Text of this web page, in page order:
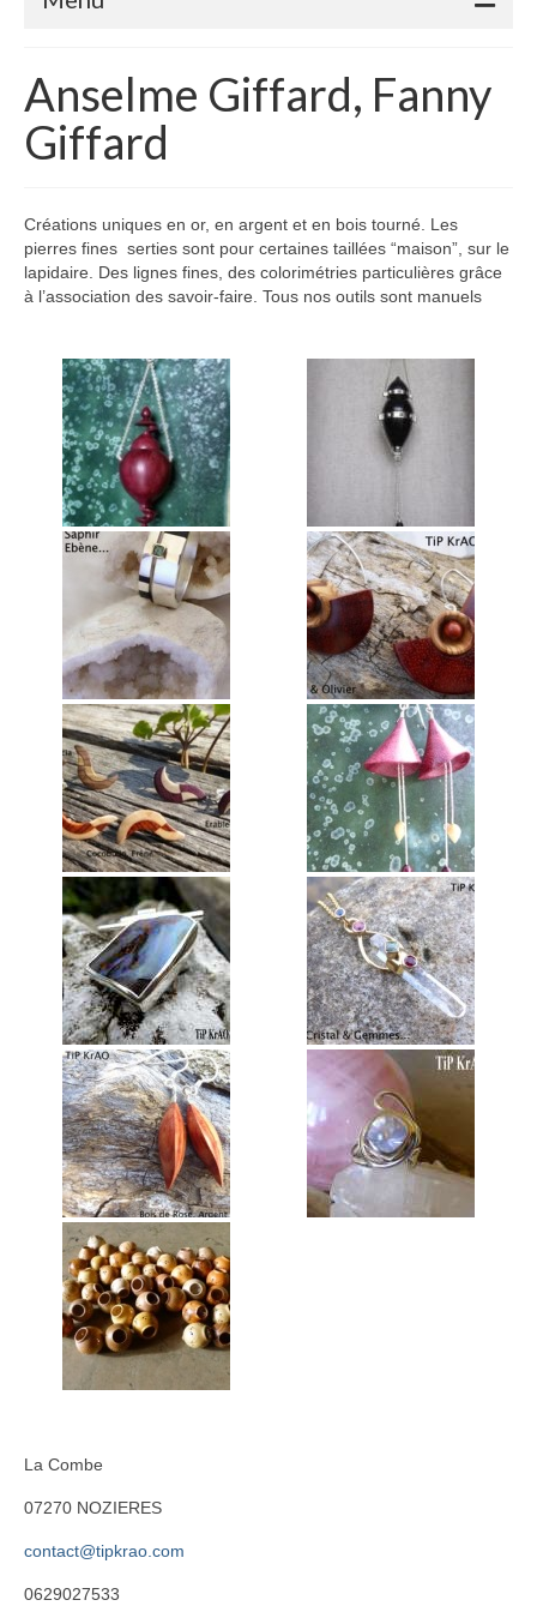
Adhérents
Céramique
Elisabeth Bourget
Miryan Hernandez
Maaike Klein
Gwladys Lopez
Annie Mayan
Brigitte Moron
Annie Hostein Mortier
Quas’art ceramic
Danièle Raya-Moreno
Anne-Lise Roussy
Thanh Violet
Arts plastiques
Isabelle Tahon
Lise Van Baaren
Stéphanie van Poppel
Verre
Georges et Monique Stahl
Bois
Catherine Gey
Maleaume Hirsch
Eduard Juanola
Elisabeth Molimard
Daniel Pelegrin
David Ranchin
Fil et textile
Dominique Chapre
Anselme Giffard, Fanny
Giffard
Créations uniques en or, en argent et en bois tourné. Les
pierres fines serties sont pour certaines taillées “maison”, sur le
lapidaire. Des lignes fines, des colorimétries particulières grâce
à l’association des savoir-faire. Tous nos outils sont manuels
La Combe
07270 NOZIERES
contact@tipkrao.com
0629027533